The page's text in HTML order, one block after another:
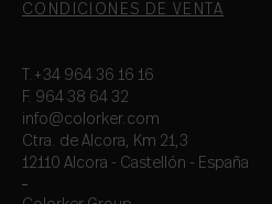
CONDICIONES DE VENTA
T.+34 964 36 16 16
F. 964 38 64 32
info@colorker.com
Ctra. de Alcora, Km 21,3
12110 Alcora - Castellón - España